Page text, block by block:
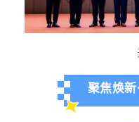
聚焦焕